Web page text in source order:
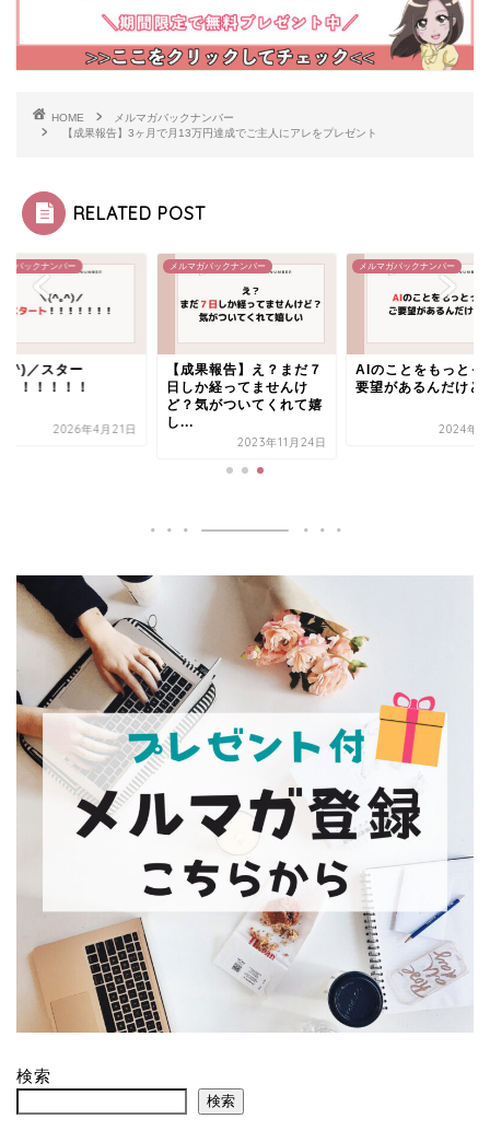
HOME
メルマガバックナンバー
【成果報告】3ヶ月で月13万円達成でご主人にアレをプレゼント
RELATED POST
ガバックナンバー
｡^)／スター
！！！！！！
2026年4月21日
メルマガバックナンバー
【成果報告】え？まだ７
日しか経ってませんけ
ど？気がついてくれて嬉
し...
2023年11月24日
メルマガバックナンバー
AIのことをもっとっ
要望があるんだけど
2024年3
検索
検索